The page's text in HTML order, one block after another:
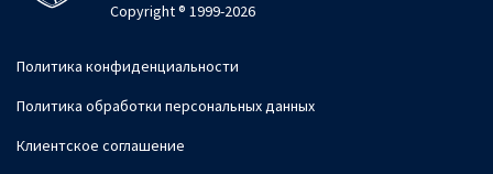
Copyright ® 1999-2026
Политика конфиденциальности
Политика обработки персональных данных
Клиентское соглашение